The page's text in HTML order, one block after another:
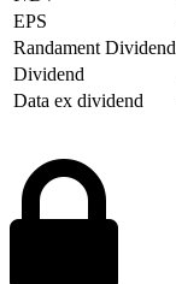
EPS
Randament Dividend
Dividend
Data ex dividend